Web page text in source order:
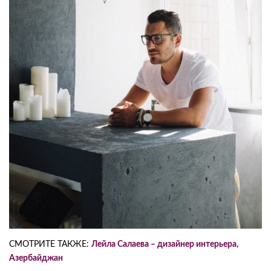
СМОТРИТЕ ТАКЖЕ: Лейла Салаева – дизайнер интерьера,
Азербайджан